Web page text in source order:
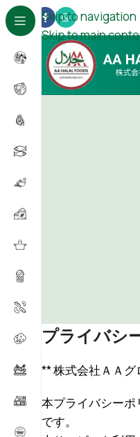
Skip to navigation
Skip to main
プライバシ
** 株式会社ＡＡ
本プライバシー
です。